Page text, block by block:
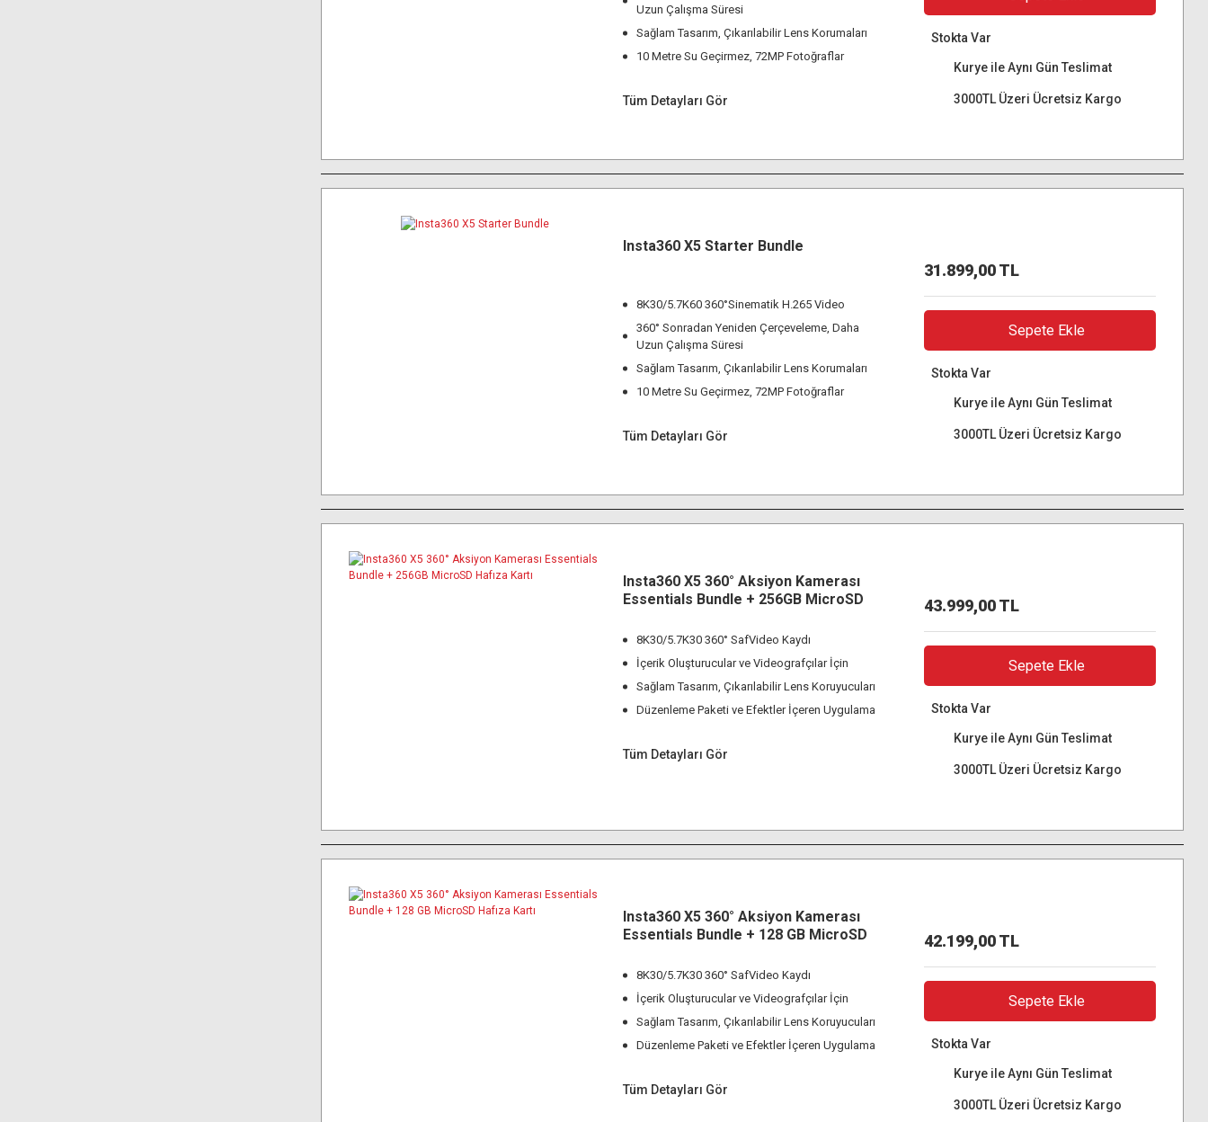
Uzun Çalışma Süresi
Sağlam Tasarım, Çıkarılabilir Lens Korumaları
10 Metre Su Geçirmez, 72MP Fotoğraflar
Tüm Detayları Gör
Stokta Var
Kurye ile Aynı Gün Teslimat
3000TL Üzeri Ücretsiz Kargo
Insta360 X5 Starter Bundle
8K30/5.7K60 360°Sinematik H.265 Video
360° Sonradan Yeniden Çerçeveleme, Daha
Uzun Çalışma Süresi
Sağlam Tasarım, Çıkarılabilir Lens Korumaları
10 Metre Su Geçirmez, 72MP Fotoğraflar
Tüm Detayları Gör
31.899,00 TL
Sepete Ekle
Stokta Var
Kurye ile Aynı Gün Teslimat
3000TL Üzeri Ücretsiz Kargo
Insta360 X5 360° Aksiyon Kamerası
Essentials Bundle + 256GB MicroSD
8K30/5.7K30 360° SafVideo Kaydı
İçerik Oluşturucular ve Videografçılar İçin
Sağlam Tasarım, Çıkarılabilir Lens Koruyucuları
Düzenleme Paketi ve Efektler İçeren Uygulama
Tüm Detayları Gör
43.999,00 TL
Sepete Ekle
Stokta Var
Kurye ile Aynı Gün Teslimat
3000TL Üzeri Ücretsiz Kargo
Insta360 X5 360° Aksiyon Kamerası
Essentials Bundle + 128 GB MicroSD
8K30/5.7K30 360° SafVideo Kaydı
İçerik Oluşturucular ve Videografçılar İçin
Sağlam Tasarım, Çıkarılabilir Lens Koruyucuları
Düzenleme Paketi ve Efektler İçeren Uygulama
Tüm Detayları Gör
42.199,00 TL
Sepete Ekle
Stokta Var
Kurye ile Aynı Gün Teslimat
3000TL Üzeri Ücretsiz Kargo